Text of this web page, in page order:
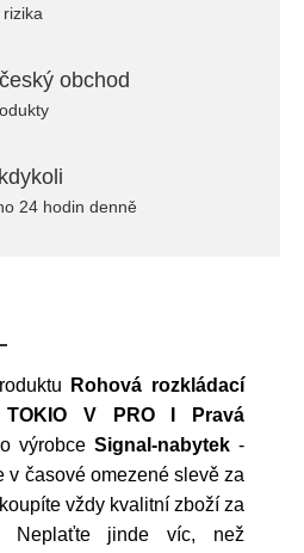
obchod
24 hodin denně
Rohová rozkládací
TOKIO V PRO I Pravá
výrobce Signal-nabytek -
v časové omezené slevě za
vždy kvalitní zboží za
Neplaťte jinde víc, než